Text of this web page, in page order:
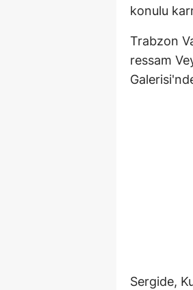
konulu
Trabzon
ressam
Sergide,